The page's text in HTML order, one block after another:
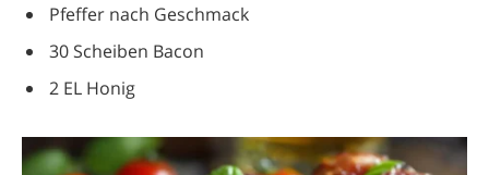
Pfeffer nach Geschmack
30 Scheiben Bacon
2 EL Honig